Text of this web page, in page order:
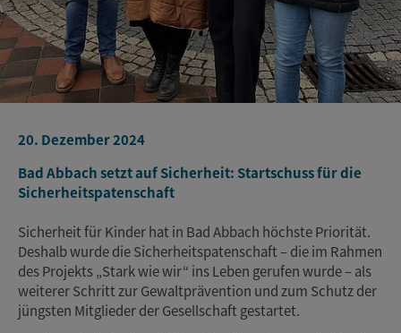
20. Dezember 2024
Bad Abbach setzt auf Sicherheit: Startschuss für die
Sicherheitspatenschaft
Sicherheit für Kinder hat in Bad Abbach höchste Priorität.
Deshalb wurde die Sicherheitspatenschaft – die im Rahmen
des Projekts „Stark wie wir“ ins Leben gerufen wurde – als
weiterer Schritt zur Gewaltprävention und zum Schutz der
jüngsten Mitglieder der Gesellschaft gestartet.